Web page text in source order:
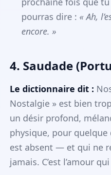
pourras dire : « Ah,
encore. »
4. Saudade
Le dictionnaire dit :
Nostalgie » est bien
un désir profond,
physique, pour quelque
est absent — et qui ne
jamais. C’est l’amour